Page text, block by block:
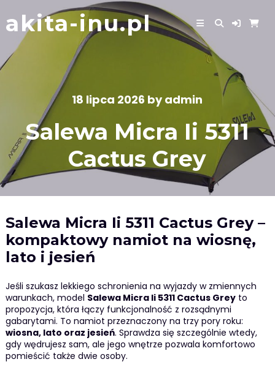
to
content
akita-inu.pl
18 lipca 2026 byadmin
Salewa Micra Ii 5311
Cactus Grey
Salewa Micra Ii 5311 Cactus Grey –
kompaktowy namiot na wiosnę,
lato i jesień
Jeśli szukasz lekkiego schronienia na wyjazdy w zmiennych
warunkach, model Salewa Micra Ii 5311 Cactus Greyto
propozycja, która łączy funkcjonalność z rozsądnymi
gabarytami. To namiot przeznaczony na trzy pory roku:
wiosna, lato oraz jesień. Sprawdza się szczególnie wtedy,
gdy wędrujesz sam, ale jego wnętrze pozwala komfortowo
pomieścić także dwie osoby.